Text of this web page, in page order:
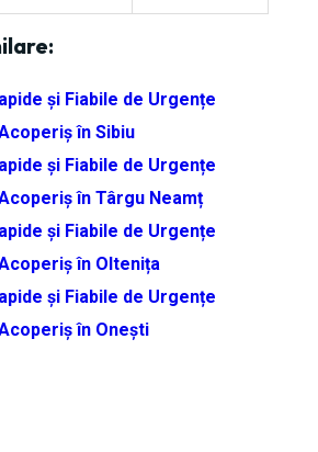
și Fiabile de Urgențe
în Sibiu
și Fiabile de Urgențe
în Târgu Neamț
și Fiabile de Urgențe
în Oltenița
și Fiabile de Urgențe
în Onești